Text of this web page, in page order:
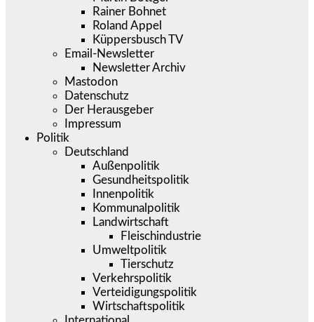
Rainer Bohnet
Roland Appel
Küppersbusch TV
Email-Newsletter
Newsletter Archiv
Mastodon
Datenschutz
Der Herausgeber
Impressum
Politik
Deutschland
Außenpolitik
Gesundheitspolitik
Innenpolitik
Kommunalpolitik
Landwirtschaft
Fleischindustrie
Umweltpolitik
Tierschutz
Verkehrspolitik
Verteidigungspolitik
Wirtschaftspolitik